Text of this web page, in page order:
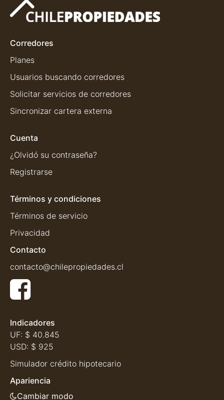
Corredores
Planes
Usuarios buscando corredores
Solicitar servicios de corredores
Sincronizar cartera externa
Cuenta
¿Olvidó su contraseña?
Registrarse
Términos y condiciones
Términos de servicio
Privacidad
Contacto
contacto@chilepropiedades.cl
Indicadores
UF: $ 40.845
USD: $ 925
Simulador crédito hipotecario
Apariencia
Cambiar modo